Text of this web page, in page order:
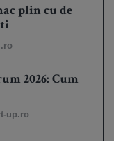
plin cu de
2026: Cum
up.ro